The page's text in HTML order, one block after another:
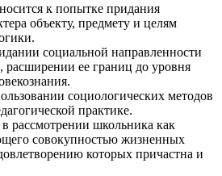
к попытке придания
объекту, предмету и целям
социальной направленности
расширении ее границ до уровня
социологических методов
практике.
рассмотрении школьника как
совокупностью жизненных
которых причастна и